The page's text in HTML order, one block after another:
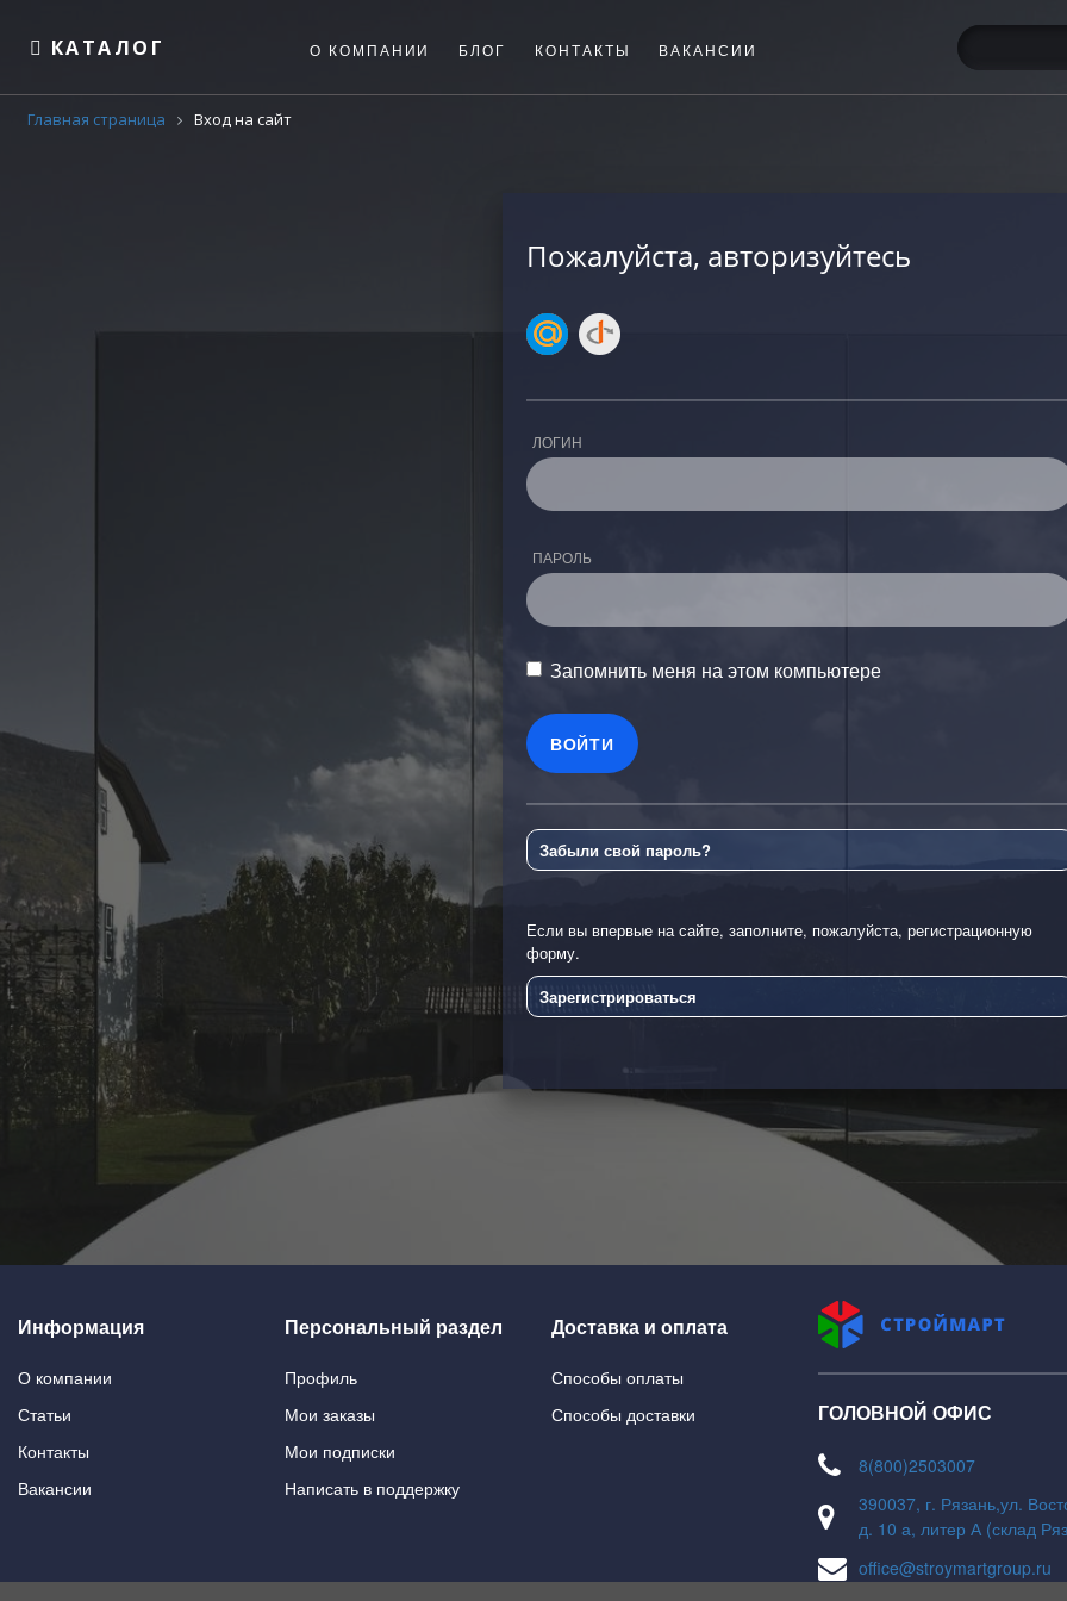
КАТАЛОГ О КОМПАНИИ БЛОГ КОНТАКТЫ ВАКАНСИИ
Главная страница Вход на сайт
Пожалуйста, авторизуйтесь
ЛОГИН
ПАРОЛЬ
Запомнить меня на этом компьютере
Забыли свой пароль?
Если вы впервые на сайте, заполните, пожалуйста, регистрационную
форму.
Зарегистрироваться
Информация
О компании
Статьи
Контакты
Вакансии
Персональный раздел
Профиль
Мои заказы
Мои подписки
Написать в поддержку
Доставка и оплата
Способы оплаты
Способы доставки
ГОЛОВНОЙ ОФИС
8(800)2503007
390037, г. Рязань,ул.
д. 10 а, литер А (склад
office@stroymartgroup.ru